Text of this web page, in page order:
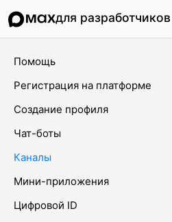
для разработчиков
Помощь
Регистрация на платформе
Создание профиля
Чат-боты
Каналы
Мини-приложения
Цифровой ID